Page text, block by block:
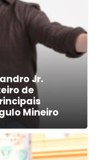
Jr.
de
Mineiro